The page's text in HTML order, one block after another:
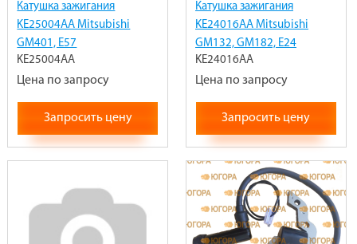
Катушка зажигания
KE25004AA Mitsubishi
GM401, E57
KE25004AA
Цена по запросу
Запросить цену
Катушка зажигания
KE24016AA Mitsubishi
GM132, GM182, E24
KE24016AA
Цена по запросу
Запросить цену